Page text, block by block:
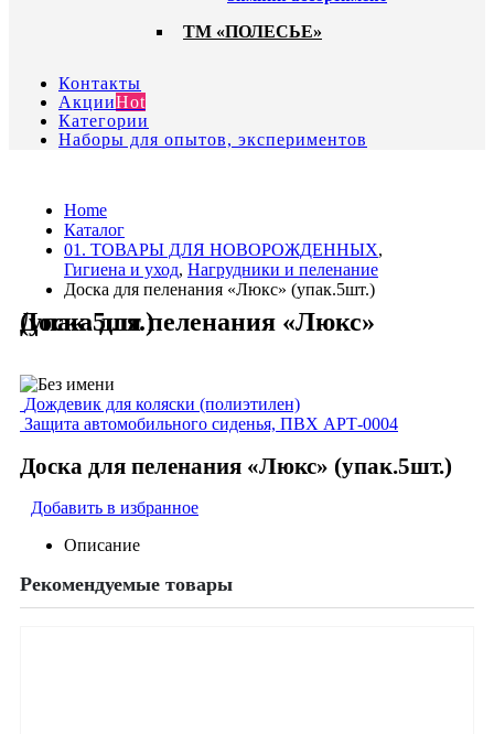
ТМ «ПОЛЕСЬЕ»
Контакты
АкцииHot
Категории
Наборы для опытов, экспериментов
Home
Каталог
01. ТОВАРЫ ДЛЯ НОВОРОЖДЕННЫХ,
Гигиена и уход, Нагрудники и пеленание
Доска для пеленания «Люкс» (упак.5шт.)
Доска для пеленания «Люкс» (упак.5шт.)
Дождевик для коляски (полиэтилен)
Защита автомобильного сиденья, ПВХ АРТ-0004
Доска для пеленания «Люкс» (упак.5шт.)
Добавить в избранное
Описание
Рекомендуемые товары